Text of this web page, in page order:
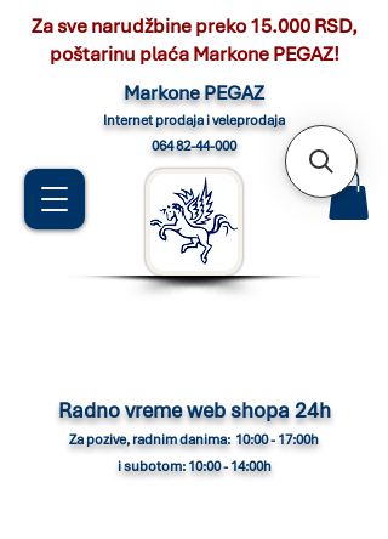
Markone PEGAZ
Internet prodaja i veleprodaja
064 82-44-000
Radno vreme web shopa 24h
Za pozive, radnim danima: 10:00 - 17:00h
i subotom: 10:00 - 14:00h
Za sve narudžbine preko 15.000 RSD,
poštarinu plaća Markone PEGAZ!